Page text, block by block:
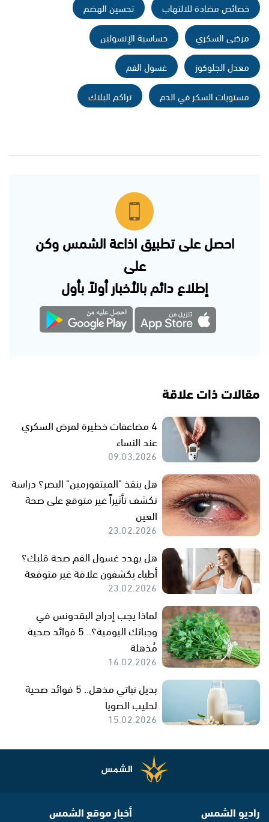
خصائص مضادة للالتهاب
تحسين الهضم
مرضى السكري
حساسية الإنسولين
معدل الجلوكوز
غسول الفم
مستويات السكر في الدم
تراكم البلاك
احصل على تطبيق اذاعة الشمس وكن
على
إطلاع دائم بالأخبار أولاً بأول
مقالات ذات علاقة
4 مضاعفات خطيرة لمرض السكري
عند النساء
09.03.2026
هل ينقذ "الميتفورمين" البصر؟ دراسة
تكشف تأثيراً غير متوقع على صحة
العين
23.02.2026
هل يهدد غسول الفم صحة قلبك؟
أطباء يكشفون علاقة غير متوقعة
23.02.2026
لماذا يجب إدراج البقدونس في
وجباتك اليومية؟.. 5 فوائد صحية
مُذهلة
16.02.2026
بديل نباتي مذهل.. 5 فوائد صحية
لحليب الصويا
15.02.2026
راديو الشمس أخبار موقع الشمس